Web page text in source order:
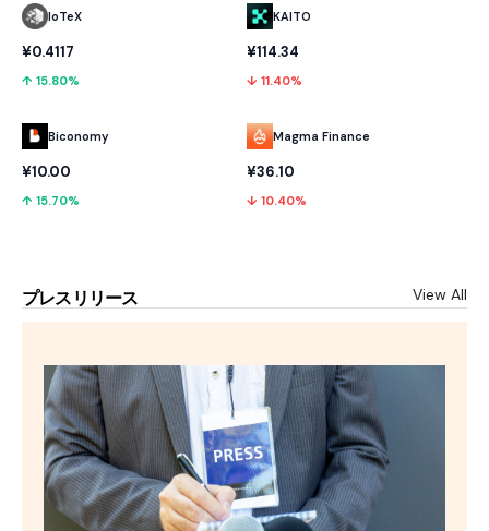
IoTeX
¥0.4117
↑ 15.80%
Biconomy
¥10.00
↑ 15.70%
KAITO
¥114.34
↓ 11.40%
Magma Finance
¥36.10
↓ 10.40%
プレスリリース View All